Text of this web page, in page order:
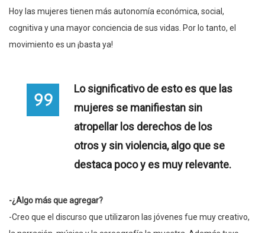
Hoy las mujeres tienen más autonomía económica, social,
cognitiva y una mayor conciencia de sus vidas. Por lo tanto, el
movimiento es un ¡basta ya!
Lo significativo de esto es que las
mujeres se manifiestan sin
atropellar los derechos de los
otros y sin violencia, algo que se
destaca poco y es muy relevante.
-¿Algo más que agregar?
-Creo que el discurso que utilizaron las jóvenes fue muy creativo,